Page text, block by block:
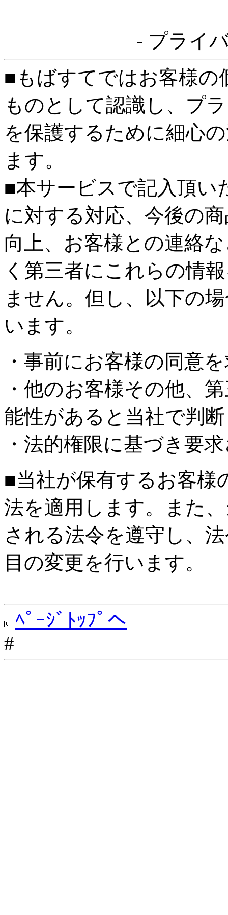
- プライ
■もばすてではお客様の
ものとして認識し、プ
を保護するために細心
ます。
■本サービスで記入頂い
に対する対応、今後の
向上、お客様との連絡
く第三者にこれらの情
ません。但し、以下の
います。
・事前にお客様の同意
・他のお客様その他、
能性があると当社で判
・法的権限に基づき要
■当社が保有するお客様
法を適用します。また
される法令を遵守し、
目の変更を行います。
ﾍﾟｰｼﾞﾄｯﾌﾟへ
#